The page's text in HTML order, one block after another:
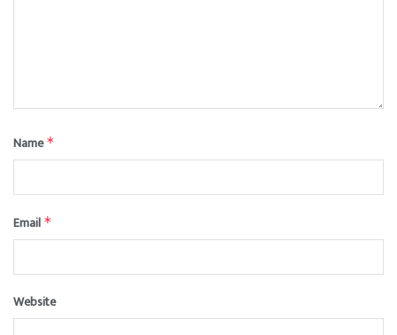
Name*
Email *
Website